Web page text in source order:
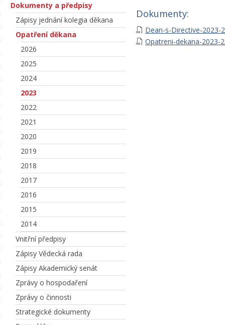
Dokumenty a předpisy
Zápisy jednání kolegia děkana
Opatření děkana
2026
2025
2024
2023
2022
2021
2020
2019
2018
2017
2016
2015
2014
Vnitřní předpisy
Zápisy Vědecká rada
Zápisy Akademický senát
Zprávy o hospodaření
Zprávy o činnosti
Strategické dokumenty
Dokumenty:
Dean-s-Directive-2023-
Opatreni-dekana-2023-